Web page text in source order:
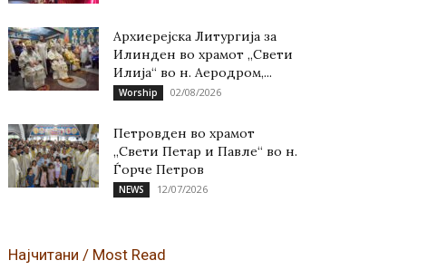
Архиерејска Литургија за
Илинден во храмот „Свети
Илија“ во н. Аеродром,...
Worship 02/08/2026
Петровден во храмот
„Свети Петар и Павле“ во н.
Ѓорче Петров
NEWS 12/07/2026
Најчитани / Most Read